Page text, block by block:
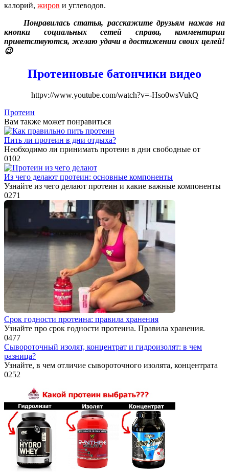
калорий, жиров и углеводов.
Понравилась статья, расскажите друзьям нажав на
кнопки социальных сетей справа, комментарии
приветствуются, желаю удачи в достижении своих целей!
😉
Протеиновые батончики видео
httpv://www.youtube.com/watch?v=-Hso0wsVukQ
Протеин
Вам также может понравиться
Пить ли протеин в дни отдыха?
Необходимо ли принимать протеин в дни свободные от
0102
Из чего делают протеин: основные компоненты
Узнайте из чего делают протеин и какие важные компоненты
0271
Срок годности протеина: правила хранения
Узнайте про срок годности протеина. Правила хранения.
0477
Сывороточный изолят, концентрат и гидроизолят: в чем
разница?
Узнайте, в чем отличие сывороточного изолята, концентрата
0252